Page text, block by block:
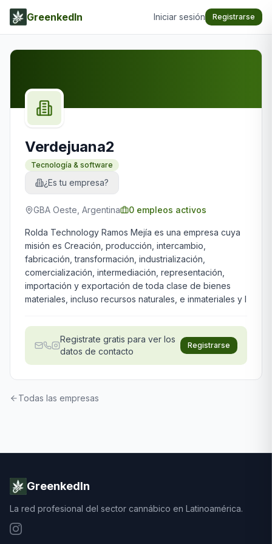
GreenkedIn Iniciar sesión Registrarse
Verdejuana2
Tecnología & software
¿Es tu empresa?
GBA Oeste, Argentina 0 empleos activos
Rolda Technology Ramos Mejía es una empresa cuya
misión es Creación, producción, intercambio,
fabricación, transformación, industrialización,
comercialización, intermediación, representación,
importación y exportación de toda clase de bienes
materiales, incluso recursos naturales, e inmateriales y l
Registrate gratis para ver los
datos de contacto
Registrarse
Todas las empresas
GreenkedIn
La red profesional del sector cannábico en Latinoamérica.